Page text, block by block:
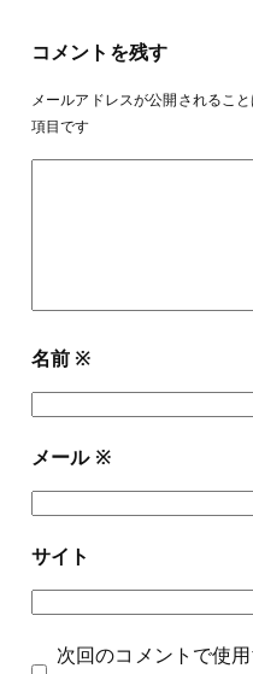
コメントを残す
メールアドレスが公開されること
項目です
名前 ※
メール ※
サイト
次回のコメントで使